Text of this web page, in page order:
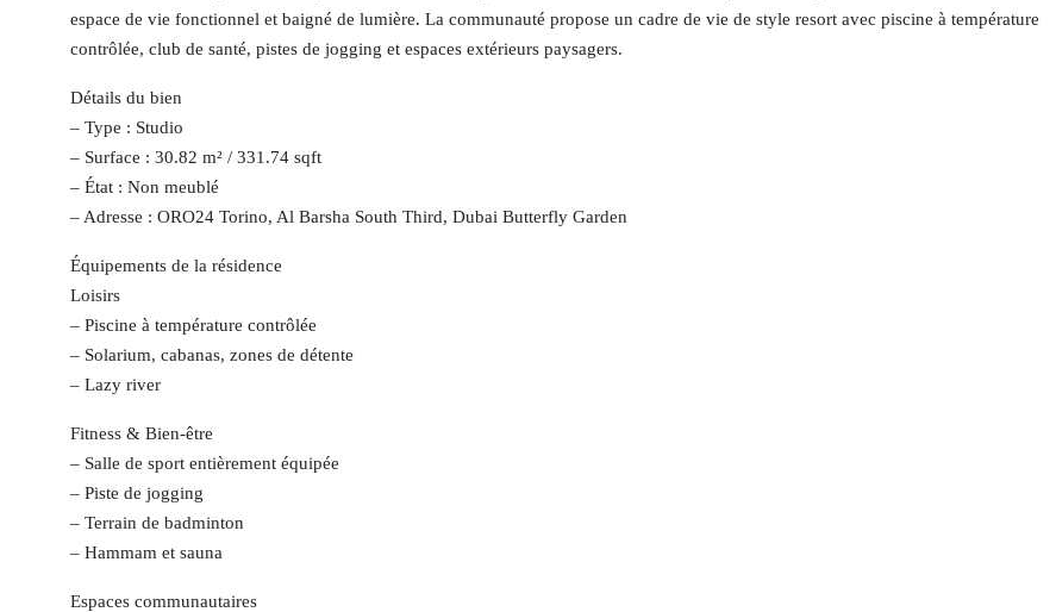
espace de vie fonctionnel et baigné de lumière. La communauté propose un cadre de vie de style resort avec piscine à température
contrôlée, club de santé, pistes de jogging et espaces extérieurs paysagers.
Détails du bien
– Type : Studio
– Surface : 30.82 m² / 331.74 sqft
– État : Non meublé
– Adresse : ORO24 Torino, Al Barsha South Third, Dubai Butterfly Garden
Équipements de la résidence
Loisirs
– Piscine à température contrôlée
– Solarium, cabanas, zones de détente
– Lazy river
Fitness & Bien‑être
– Salle de sport entièrement équipée
– Piste de jogging
– Terrain de badminton
– Hammam et sauna
Espaces communautaires